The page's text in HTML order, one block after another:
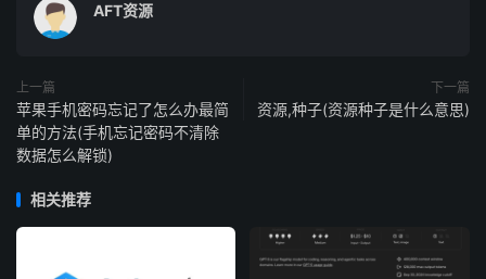
AFT资源
上一篇
苹果手机密码忘记了怎么办最简
单的方法(手机忘记密码不清除
数据怎么解锁)
下一篇
资源,种子(资源种子是什么意思)
相关推荐